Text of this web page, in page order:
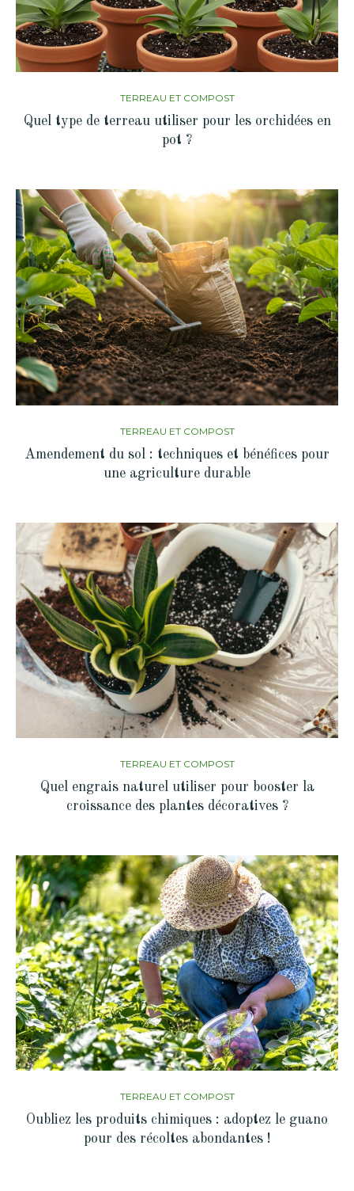
TERREAU ET COMPOST
Quel type de terreau utiliser pour les orchidées en
pot ?
TERREAU ET COMPOST
Amendement du sol : techniques et bénéfices pour
une agriculture durable
TERREAU ET COMPOST
Quel engrais naturel utiliser pour booster la
croissance des plantes décoratives ?
TERREAU ET COMPOST
Oubliez les produits chimiques : adoptez le guano
pour des récoltes abondantes !